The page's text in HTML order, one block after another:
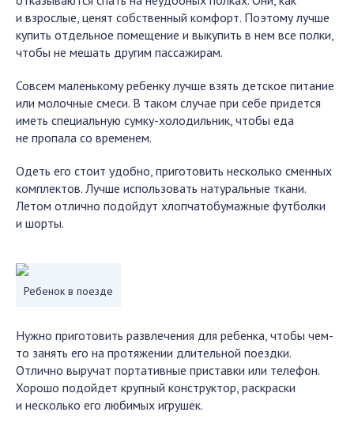
и взрослые, ценят собственный комфорт. Поэтому лучше
купить отдельное помещение и выкупить в нем все полки,
чтобы не мешать другим пассажирам.
Совсем маленькому ребенку лучше взять детское питание
или молочные смеси. В таком случае при себе придется
иметь специальную сумку-холодильник, чтобы еда
не пропала со временем.
Одеть его стоит удобно, приготовить несколько сменных
комплектов. Лучше использовать натуральные ткани.
Летом отлично подойдут хлопчатобумажные футболки
и шорты.
Ребенок в поезде
Нужно приготовить развлечения для ребенка, чтобы чем-
то занять его на протяжении длительной поездки.
Отлично выручат портативные приставки или телефон.
Хорошо подойдет крупный конструктор, раскраски
и несколько его любимых игрушек.